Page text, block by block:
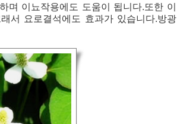
며 이뇨작용에도 도움이 됩니다.또한 이
서 요로결석에도 효과가 있습니다.방광